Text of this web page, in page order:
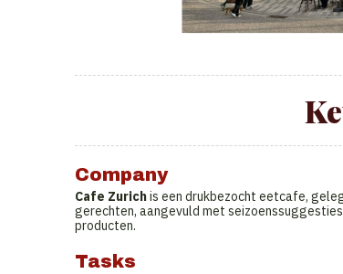
Company
Cafe Zurichis een drukbezocht eetcafe,
gerechten, aangevuld met
producten.
Tasks